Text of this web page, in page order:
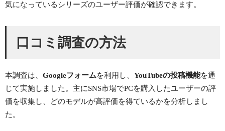
気になっているシリーズのユーザー評価が確認できます。
口コミ調査の方法
本調査は、 Googleフォームを利用し、 YouTubeの投稿機能を通
じて実施しました。主にSNS市場でPCを購入したユーザーの評
価を収集し、どのモデルが高評価を得ているかを分析しまし
た。